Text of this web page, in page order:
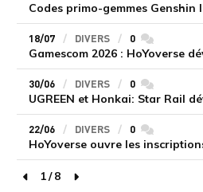
18/07 DIVERS 0commentaires
30/06 DIVERS 0commentaires
22/06 DIVERS 0commentaires
page précédente
1/8
page suivante